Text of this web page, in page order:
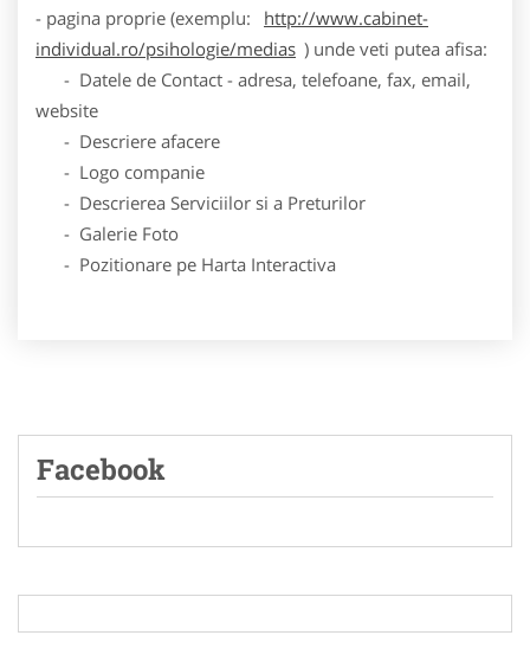
- pagina proprie (exemplu:
http://www.cabinet-
individual.ro/psihologie/medias ) unde veti putea afisa:
- Datele de Contact - adresa, telefoane, fax, email,
website
- Descriere afacere
- Logo companie
- Descrierea Serviciilor si a Preturilor
- Galerie Foto
- Pozitionare pe Harta Interactiva
Facebook